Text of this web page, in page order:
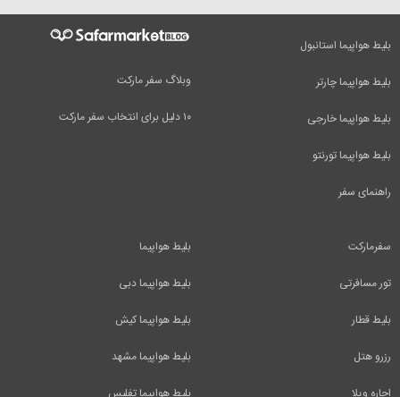
وبلاگ سفر مارکت
۱۰ دلیل برای انتخاب سفر مارکت
بلیط هواپیما استانبول
بلیط هواپیما چارتر
بلیط هواپیما خارجی
بلیط هواپیما تورنتو
راهنمای سفر
بلیط هواپیما
بلیط هواپیما دبی
بلیط هواپیما کیش
بلیط هواپیما مشهد
بلیط هواپیما تفلیس
سفرمارکت
تور مسافرتی
بلیط قطار
رزرو هتل
اجاره ویلا